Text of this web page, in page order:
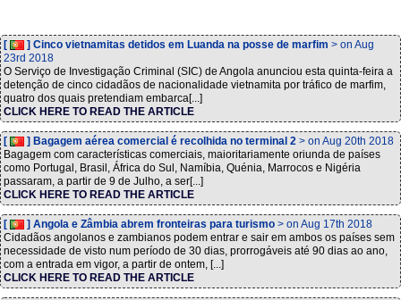
[ ] Cinco vietnamitas detidos em Luanda na posse de marfim > on Aug
23rd 2018
O Serviço de Investigação Criminal (SIC) de Angola anunciou esta quinta-feira a
detenção de cinco cidadãos de nacionalidade vietnamita por tráfico de marfim,
quatro dos quais pretendiam embarca[...]
CLICK HERE TO READ THE ARTICLE
[ ] Bagagem aérea comercial é recolhida no terminal 2 > on Aug 20th 2018
Bagagem com características comerciais, maioritariamente oriunda de países
como Portugal, Brasil, África do Sul, Namíbia, Quénia, Marrocos e Nigéria
passaram, a partir de 9 de Julho, a ser[...]
CLICK HERE TO READ THE ARTICLE
[ ] Angola e Zâmbia abrem fronteiras para turismo > on Aug 17th 2018
Cidadãos angolanos e zambianos podem entrar e sair em ambos os países sem
necessidade de visto num período de 30 dias, prorrogáveis até 90 dias ao ano,
com a entrada em vigor, a partir de ontem, [...]
CLICK HERE TO READ THE ARTICLE